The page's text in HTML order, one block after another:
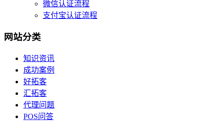
微信认证流程
支付宝认证流程
网站分类
知识资讯
成功案例
好拓客
汇拓客
代理问题
POS问答